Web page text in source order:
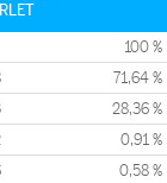
100 %
71,64 %
28,36 %
0,91 %
0,58 %